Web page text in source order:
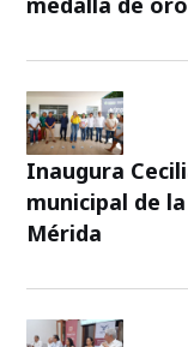
Inaugura
municipal de
Mérida